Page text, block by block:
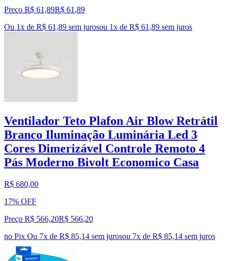
Preço R$ 61,89R$ 61 ,89
Ou 1x de R$ 61,89 sem jurosou 1x de R$ 61,89 sem juros
Ventilador Teto Plafon Air Blow Retrátil
Branco Iluminação Luminária Led 3
Cores Dimerizável Controle Remoto 4
Pás Moderno Bivolt Economico Casa
R$ 680,00
17% OFF
Preço R$ 566,20R$ 566,20
no Pix Ou 7x de R$ 85,14 sem jurosou 7x de R$ 85,14 sem juros